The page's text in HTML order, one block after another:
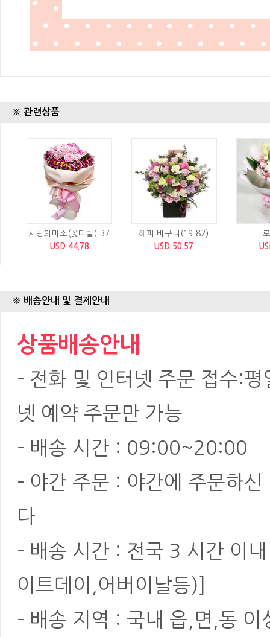
※ 관련상품
사랑의미소(꽃다발)-37
USD 44.78
해피 바구니(19-82)
USD 50.57
※ 배송안내 및 결제안내
상품배송안내
- 전화 및 인터넷 주문 접수:
넷 예약 주문만 가능
- 배송 시간 : 09:00~20:00
- 야간 주문 : 야간에 주문하
다
- 배송 시간 : 전국 3 시간 이
이트데이,어버이날등)]
- 배송 지역 : 국내 읍,면,동